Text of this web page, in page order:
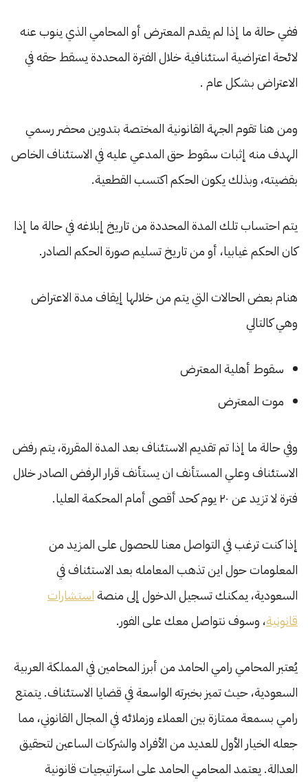
ففي حالة ما إذا لم يقدم المعترض أو المحامي الذي ينوب عنه
لائحة اعتراضية استئنافية خلال الفترة المحددة يسقط حقه في
الاعتراض بشكل عام .
ومن هنا تقوم الجهة القانونية المختصة بتدوين محضر رسمي
الهدف منه إثبات سقوط حق المدعي عليه في الاستئناف الخاص
بقضيته، وبذلك يكون الحكم اكتسب القطعية.
يتم احتساب تلك المدة المحددة من تاريخ إبلاغه في حالة ما إذا
كان الحكم غيابيا، أو من تاريخ تسليم صورة الحكم الصادر.
هنام بعض الحالات التي يتم من خلالها إيقاف مدة الاعتراض
وهي كالتالي
سقوط أهلية المعترض
موت المعترض
وفي حالة ما إذا تم تقديم الاستئناف بعد المدة المقررة، يتم رفض
الاستئناف وعلي المستأنف ان يستأنف قرار الرفض الصادر خلال
فترة لا تزيد عن ٢٠ يوم كحد أقصى أمام المحكمة العليا.
إذا كنت ترغب في التواصل معنا للحصول على المزيد من
المعلومات حول اين تذهب المعامله بعد الاستئناف في
السعودية، يمكنك تسجيل الدخول إلى منصةاستشارات
قانونية، وسوف نتواصل معك على الفور.
يُعتبر المحامي رامي الحامد من أبرز المحامين في المملكة العربية
السعودية، حيث تميز بخبرته الواسعة في قضايا الاستئناف. يتمتع
رامي بسمعة ممتازة بين العملاء وزملائه في المجال القانوني، مما
جعله الخيار الأول للعديد من الأفراد والشركات الساعين لتحقيق
العدالة. يعتمد المحامي الحامد على استراتيجيات قانونية